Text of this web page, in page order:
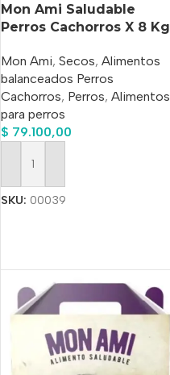
Mon Ami Saludable
Perros Cachorros X 8 Kg
Mon Ami, Secos, Alimentos
balanceados Perros
Cachorros, Perros, Alimentos
para perros
$ 79.100,00
Añadir Al Carrito
SKU: 00039